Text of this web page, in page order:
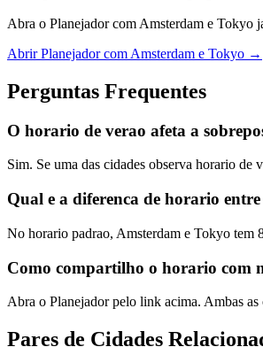
Abra o Planejador com Amsterdam e Tokyo
Abrir Planejador com Amsterdam e Tokyo →
Perguntas Frequentes
O horario de verao afeta a
Sim. Se uma das cidades observa horario de
Qual e a diferenca de horario
No horario padrao, Amsterdam e Tokyo tem
Como compartilho o horario com
Abra o Planejador pelo link acima. Ambas
Pares de Cidades